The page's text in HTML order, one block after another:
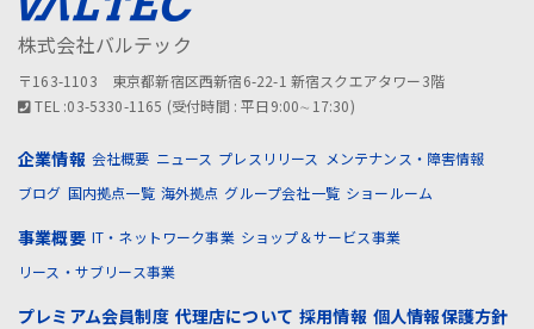
株式会社バルテック
〒163-1103 東京都新宿区西新宿6-22-1 新宿スクエアタワー3階
TEL :03-5330-1165 (受付時間 : 平日9:00∼17:30)
企業情報 会社概要 ニュース プレスリリース
メンテナンス・障害情報
ブログ 国内拠点一覧 海外拠点 グループ会社一覧 ショールーム
事業概要 IT・ネットワーク事業 ショップ＆サービス事業
リース・サブリース事業
プレミアム会員制度 代理店について 採用情報 個人情報保護方針